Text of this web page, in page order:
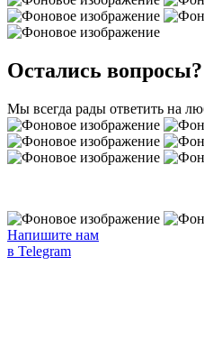
Остались вопросы?
Мы всегда рады ответить на
Напишите нам
в Telegram